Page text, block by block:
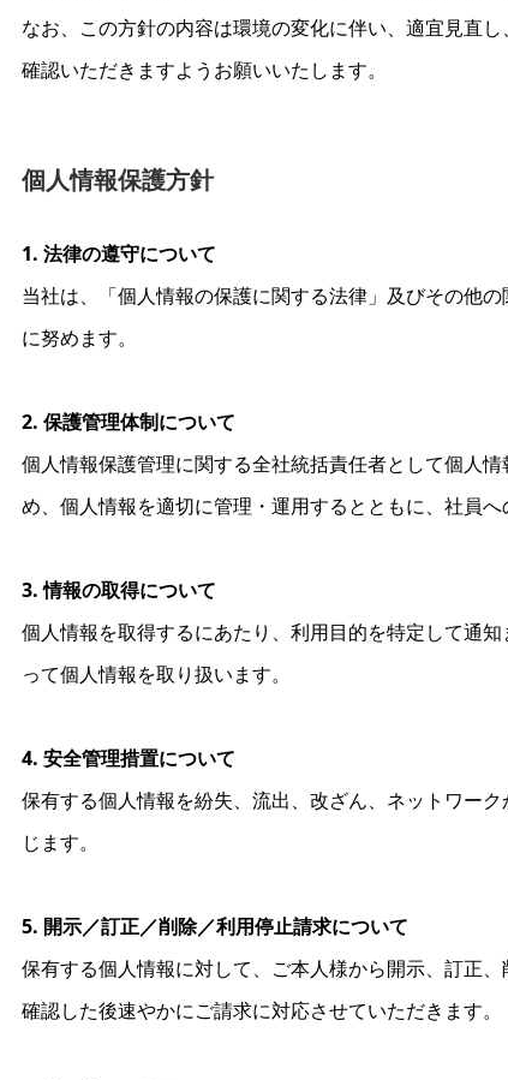
なお、この方針の内容は環境の変化に伴い、適宜見直
確認いただきますようお願いいたします。
個人情報保護方針
1. 法律の遵守について
当社は、「個人情報の保護に関する法律」及びその他
に努めます。
2. 保護管理体制について
個人情報保護管理に関する全社統括責任者として個人
め、個人情報を適切に管理・運用するとともに、社員へ
3. 情報の取得について
個人情報を取得するにあたり、利用目的を特定して通
って個人情報を取り扱います。
4. 安全管理措置について
保有する個人情報を紛失、流出、改ざん、ネットワー
じます。
5. 開示／訂正／削除／利用停止請求について
保有する個人情報に対して、ご本人様から開示、訂正
確認した後速やかにご請求に対応させていただきます。